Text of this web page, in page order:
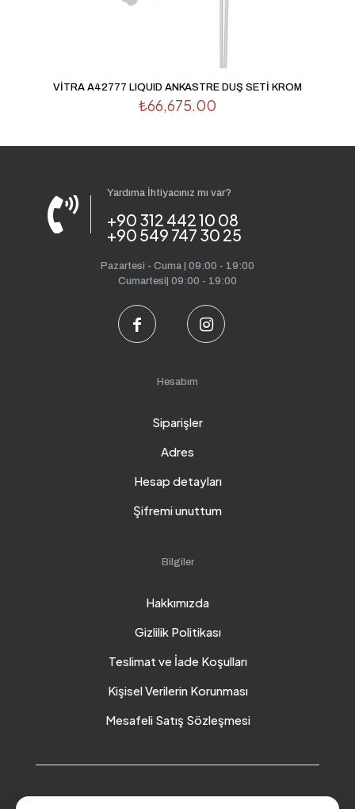
VİTRA A42777 LIQUID ANKASTRE DUŞ SETİ KROM
₺66,675.00
Yardıma İhtiyacınız mı var?
+90 312 442 10 08
+90 549 747 30 25
Pazartesi - Cuma | 09:00 - 19:00
Cumartesi| 09:00 - 19:00
Hesabım
Siparişler
Adres
Hesap detayları
Şifremi unuttum
Bilgiler
Hakkımızda
Gizlilik Politikası
Teslimat ve İade Koşulları
Kişisel Verilerin Korunması
Mesafeli Satış Sözleşmesi